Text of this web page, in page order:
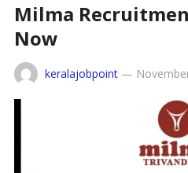
Milma
Now
keralajobpoint—